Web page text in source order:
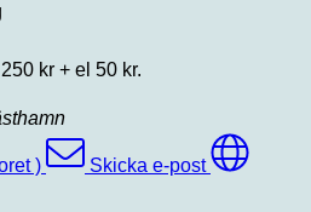
kr + el 50 kr.
)
Skicka e-post